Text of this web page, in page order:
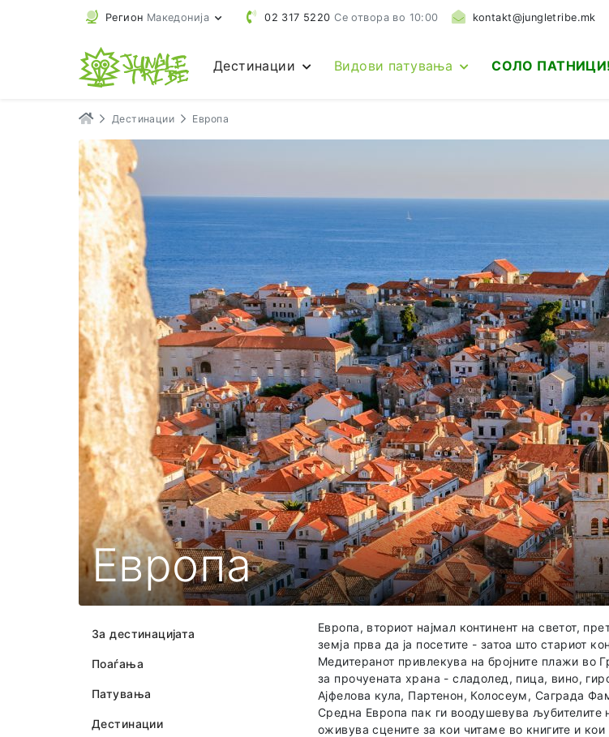
Регион Македонија 02 317 5220 Се отвора во 10:00 kontakt@jungletribe.mk
Дестинации Видови патувања СОЛО
Дестинации Европа
Европа
Европа, вториот најмал континент на светот,
земја прва да ја посетите - затоа што стариот
Медитеранот привлекува на бројните плажи во
за прочуената храна - сладолед, пица, вино,
Ајфелова кула, Партенон, Колосеум, Саграда
Средна Европа пак ги воодушевува љубителите
оживува сцените за кои читаме во книгите и
За дестинацијата
Поаѓања
Патувања
Дестинации